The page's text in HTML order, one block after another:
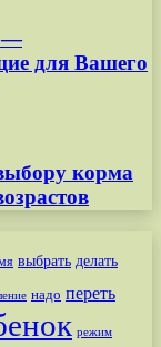
—
для Вашего
корма
выбрать делать
надо переть
режим